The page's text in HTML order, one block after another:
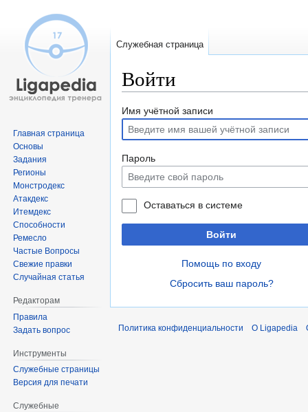
Войти
Перейти
навигации
Перейти
поиску
Имя учётной записи
Пароль
Оставаться в системе
Войти
Помощь по входу
Сбросить ваш пароль?
Служебная страница
Главная страница
Основы
Задания
Регионы
Монстродекс
Атакдекс
Итемдекс
Способности
Ремесло
Частые Вопросы
Свежие правки
Случайная статья
Редакторам
Правила
Задать вопрос
Инструменты
Служебные страницы
Версия для печати
Служебные
Политика конфиденциальности О Ligapedia